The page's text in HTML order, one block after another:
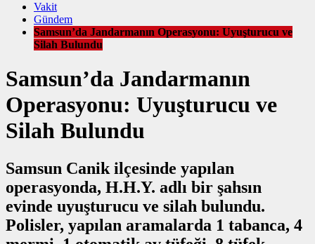
Vakit
Gündem
Samsun’da Jandarmanın Operasyonu: Uyuşturucu ve
Silah Bulundu
Samsun’da Jandarmanın
Operasyonu: Uyuşturucu ve
Silah Bulundu
Samsun Canik ilçesinde yapılan
operasyonda, H.H.Y. adlı bir şahsın
evinde uyuşturucu ve silah bulundu.
Polisler, yapılan aramalarda 1 tabanca, 4